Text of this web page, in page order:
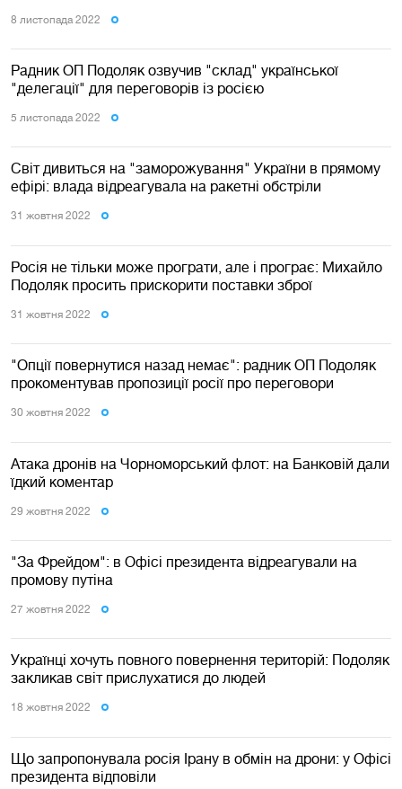
8 листопада 2022
Радник ОП Подоляк озвучив "склад" української
"делегації" для переговорів із росією
5 листопада 2022
Світ дивиться на "заморожування" України в прямому
ефірі: влада відреагувала на ракетні обстріли
31 жовтня 2022
Росія не тільки може програти, але і програє: Михайло
Подоляк просить прискорити поставки зброї
31 жовтня 2022
"Опції повернутися назад немає": радник ОП Подоляк
прокоментував пропозиції росії про переговори
30 жовтня 2022
Атака дронів на Чорноморський флот: на Банковій дали
їдкий коментар
29 жовтня 2022
"За Фрейдом": в Офісі президента відреагували на
промову путіна
27 жовтня 2022
Українці хочуть повного повернення територій: Подоляк
закликав світ прислухатися до людей
18 жовтня 2022
Що запропонувала росія Ірану в обмін на дрони: у Офісі
президента відповіли